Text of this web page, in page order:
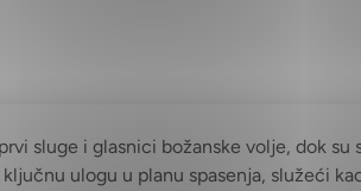
sluge i glasnici božanske volje, dok
ulogu u planu spasenja, služeći